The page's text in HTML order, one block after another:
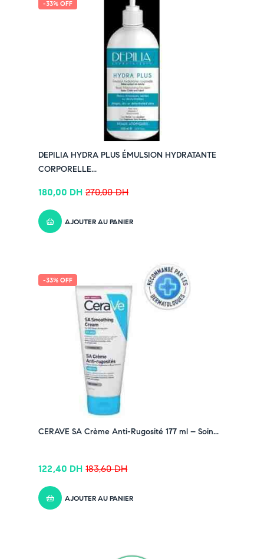
-33% OFF
DEPILIA HYDRA PLUS ÉMULSION HYDRATANTE
CORPORELLE...
270,00DH
180,00 DH
AJOUTER AU PANIER
-33% OFF
CERAVE SA Crème Anti-Rugosité 177 ml – Soin...
183,60DH
122,40 DH
AJOUTER AU PANIER